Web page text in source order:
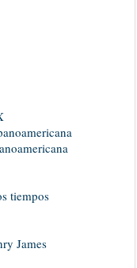
tiempos
James